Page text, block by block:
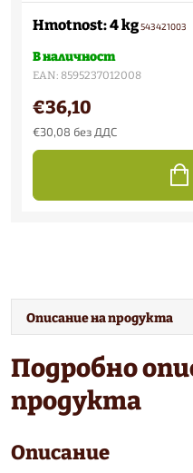
Hmotnost: 4 kg543421003
В наличност
EAN: 8595237012008
€36,10
€30,08 без ДДС
Описание на продукта
Подробно
продукта
Описание